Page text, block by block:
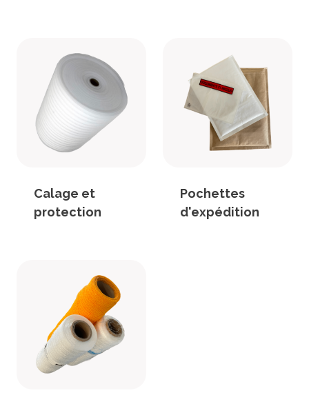
Calage et
protection
Pochettes
d'expédition